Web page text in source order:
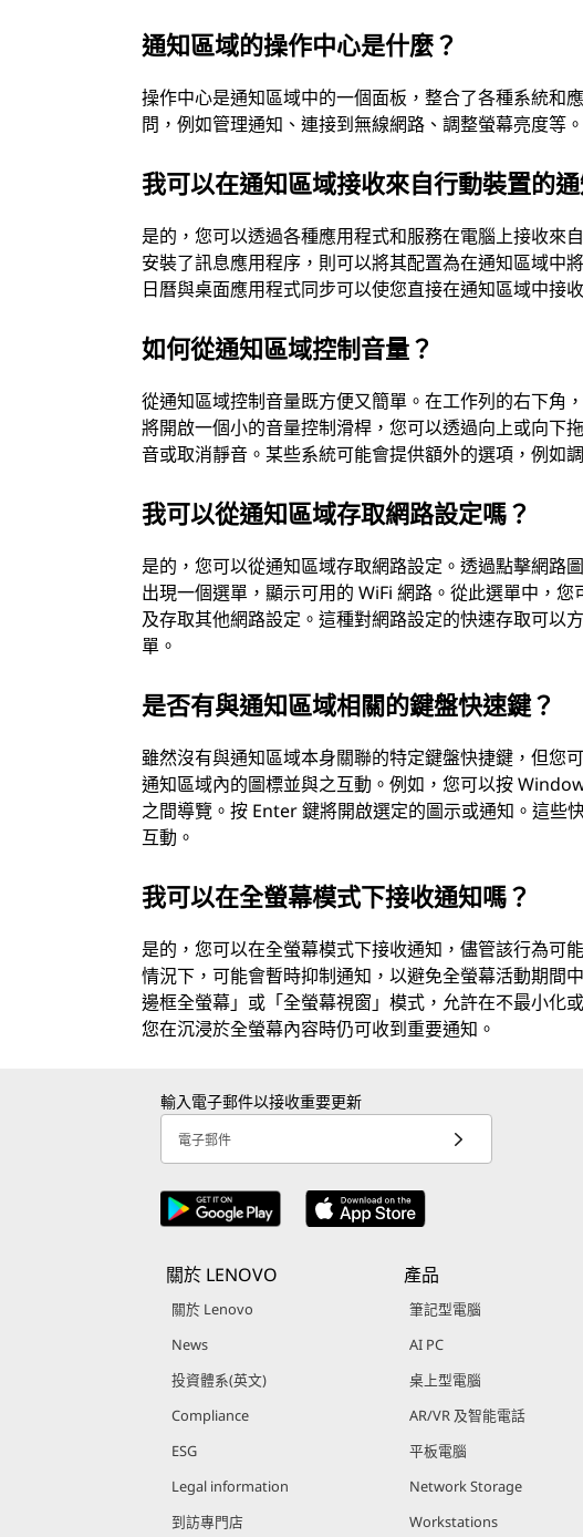
通知區域的操作中心是什麼？
操作中心是通知區域中的一個面板，整合了各種系統和
問，例如管理通知、連接到無線網路、調整螢幕亮度等。
我可以在通知區域接收來自行動裝置的通
是的，您可以透過各種應用程式和服務在電腦上接收來
安裝了訊息應用程序，則可以將其配置為在通知區域中
日曆與桌面應用程式同步可以使您直接在通知區域中接
如何從通知區域控制音量？
從通知區域控制音量既方便又簡單。在工作列的右下角
將開啟一個小的音量控制滑桿，您可以透過向上或向下
音或取消靜音。某些系統可能會提供額外的選項，例如
我可以從通知區域存取網路設定嗎？
是的，您可以從通知區域存取網路設定。透過點擊網路
出現一個選單，顯示可用的 WiFi 網路。從此選單中，
及存取其他網路設定。這種對網路設定的快速存取可以
單。
是否有與通知區域相關的鍵盤快速鍵？
雖然沒有與通知區域本身關聯的特定鍵盤快捷鍵，但您
通知區域內的圖標並與之互動。例如，您可以按
之間導覽。按 Enter 鍵將開啟選定的圖示或通知。這些
互動。
我可以在全螢幕模式下接收通知嗎？
是的，您可以在全螢幕模式下接收通知，儘管該行為可
情況下，可能會暫時抑制通知，以避免全螢幕活動期間
邊框全螢幕」或「全螢幕視窗」模式，允許在不最小化
您在沉浸於全螢幕內容時仍可收到重要通知。
輸入電子郵件以接收重要更新
電子郵件
關於 LENOVO
關於 Lenovo
News
投資體系(英文)
Compliance
ESG
Legal information
到訪專門店
產品
筆記型電腦
AI PC
桌上型電腦
AR/VR 及智能電話
平板電腦
Network Storage
Workstations